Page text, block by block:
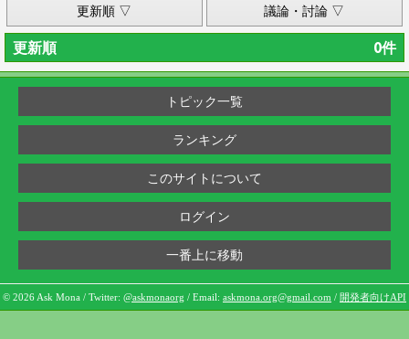
更新順 ▽ 議論・討論 ▽
更新順 0件
トピック一覧
ランキング
このサイトについて
ログイン
一番上に移動
© 2026 Ask Mona / Twitter: @askmonaorg / Email: askmona.org@gmail.com / 開発者向けAPI